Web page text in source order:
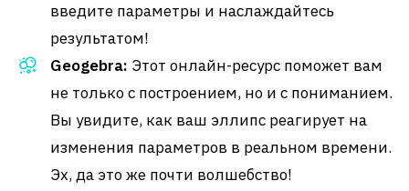
введите параметры и наслаждайтесь
результатом!
Geogebra: Этот онлайн-ресурс поможет вам
не только с построением, но и с пониманием.
Вы увидите, как ваш эллипс реагирует на
изменения параметров в реальном времени.
Эх, да это же почти волшебство!